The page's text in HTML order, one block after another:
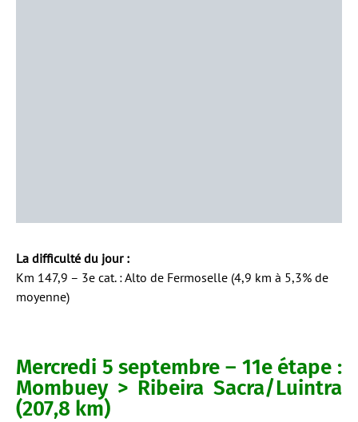
La difficulté du jour :
Km 147,9 – 3e cat. : Alto de Fermoselle (4,9 km à 5,3% de
moyenne)
Mercredi 5 septembre – 11e étape :
Mombuey > Ribeira Sacra/Luintra
(207,8 km)